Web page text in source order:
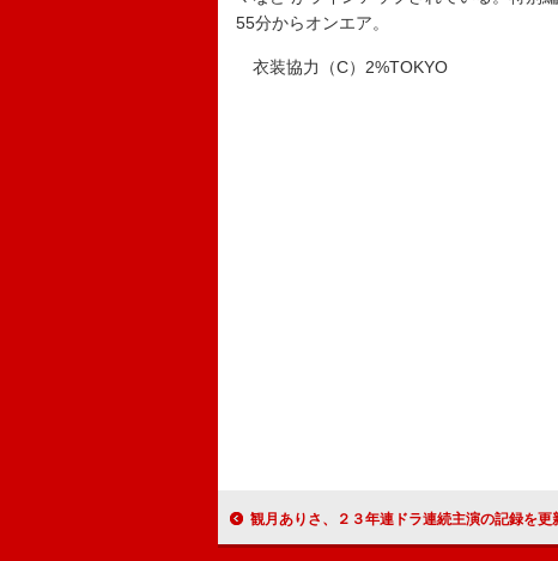
55分からオンエア。
衣装協力（C）2%TOKYO
観月ありさ、２３年連ドラ連続主演の記録を更新 新ドラマではスナックのママ出身の教師役